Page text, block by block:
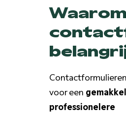
voor een
professionelere